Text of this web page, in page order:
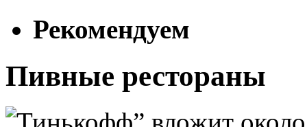
Рекомендуем
Пивные рестораны